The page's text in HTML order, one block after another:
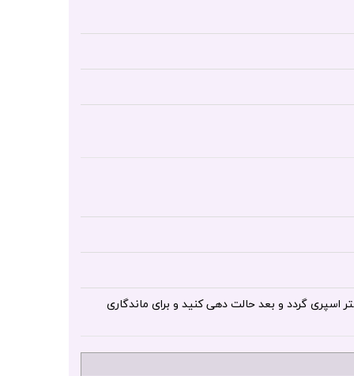
به مقدار لازم روی موی ها از فاصله 20 تا 30 سانتی متر اسپری گردد و بعد حالت دهی کنید و برای ماندگاری